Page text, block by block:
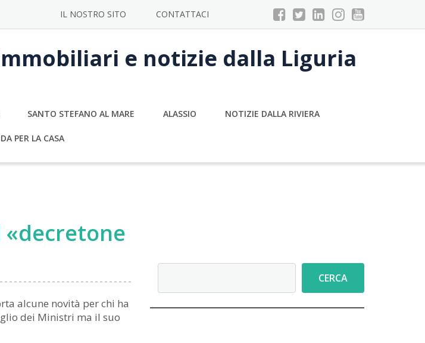
IL NOSTRO SITO CONTATTACI
e notizie dalla Liguria
SANTO STEFANO AL MARE ALASSIO NOTIZIE DALLA RIVIERA
PER LA CASA
alcune novità per chi ha
dei Ministri ma il suo
CERCA